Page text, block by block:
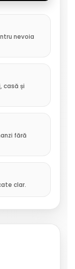
nevoia
casă și
fără
clar.